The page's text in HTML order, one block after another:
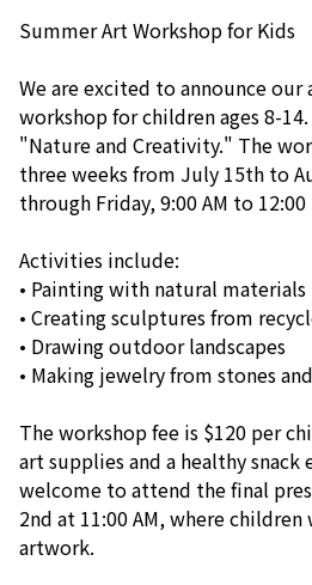
Summer Art Workshop for Kids
We are excited to announce our
workshop for children ages 8-
"Nature and Creativity." The
three weeks from July 15th to
through Friday, 9:00 AM to 12:00
Activities include:
• Painting with natural materials
• Creating sculptures from
• Drawing outdoor landscapes
• Making jewelry from stones
The workshop fee is $120 per
art supplies and a healthy snack
welcome to attend the final
2nd at 11:00 AM, where
artwork.